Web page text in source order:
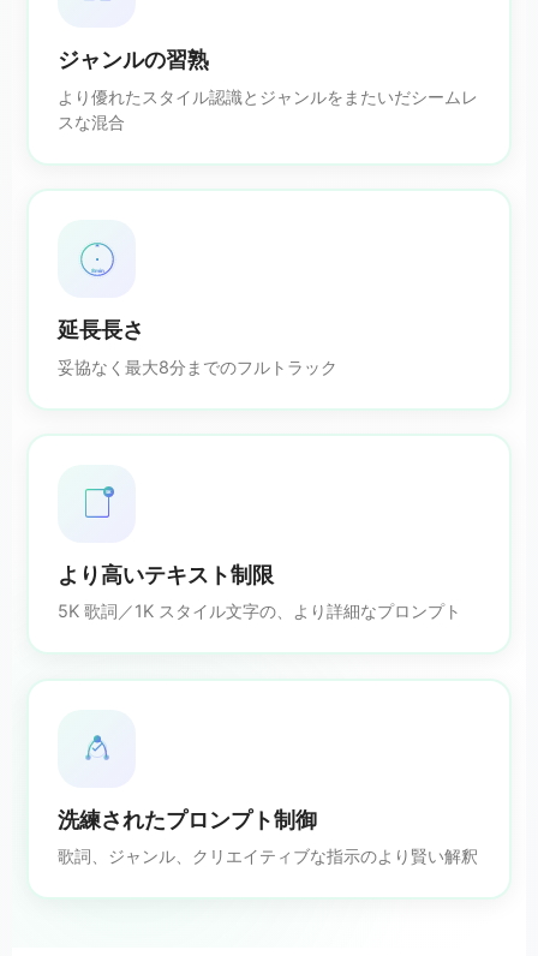
ジャンルの習熟
より優れたスタイル認識とジャンルをまたいだシームレ
スな混合
8min
延長長さ
妥協なく最大8分までのフルトラック
5K
より高いテキスト制限
5K 歌詞／1K スタイル文字の、より詳細なプロンプト
洗練されたプロンプト制御
歌詞、ジャンル、クリエイティブな指示のより賢い解釈